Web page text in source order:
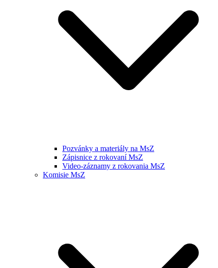
Pozvánky a materiály na MsZ
Zápisnice z rokovaní MsZ
Video-záznamy z rokovania MsZ
Komisie MsZ